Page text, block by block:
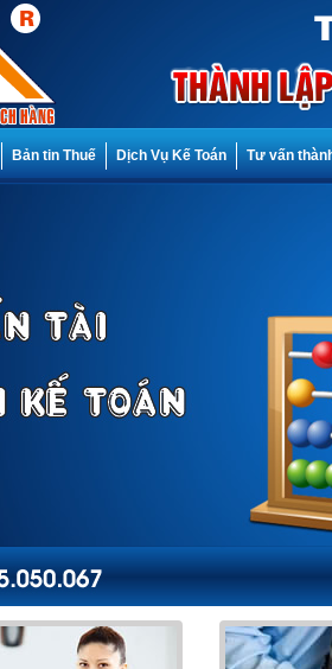
Bản tin Thuế Dịch Vụ Kế Toán Tư vấn